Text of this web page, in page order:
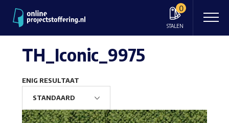
0
STALEN
TH_Iconic_9975
ENIG RESULTAAT